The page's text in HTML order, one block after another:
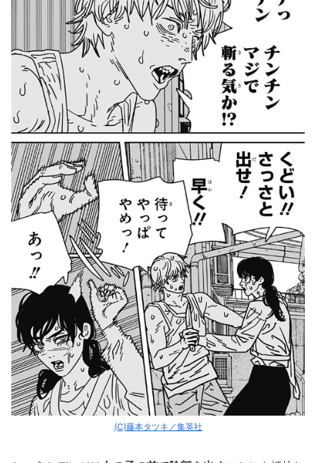
(C)藤本タツキ／集英社